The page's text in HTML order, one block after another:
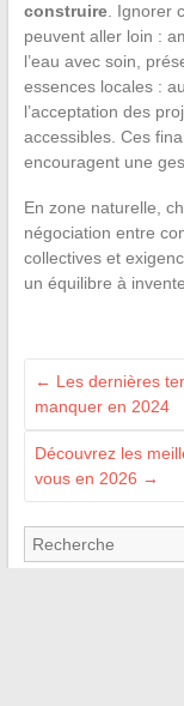
construire. Ignorer
peuvent aller loin :
l’eau avec soin,
essences locales :
l’acceptation des
accessibles. Ces
encouragent une
En zone naturelle,
négociation entre
collectives et
un équilibre à
← Les dernières
manquer en 2024
Découvrez les
vous en 2026 →